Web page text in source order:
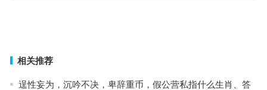
相关推荐
逞性妄为，沉吟不决，卑辞重币，假公营私指什么生肖、答